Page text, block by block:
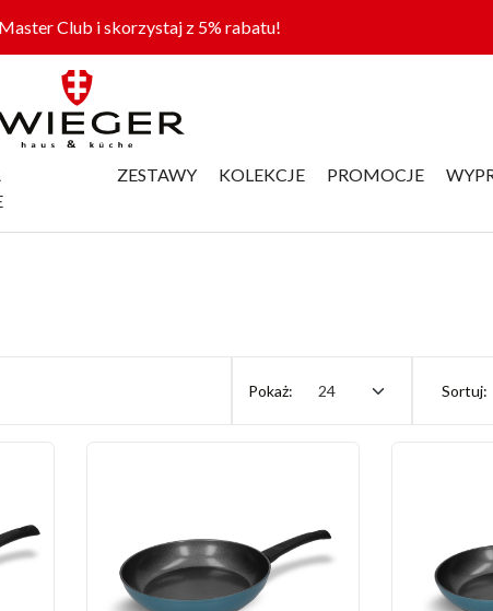
Club i skorzystaj z 5% rabatu!
ZESTAWY KOLEKCJE PROMOCJE
Pokaż: 24 Sortuj: